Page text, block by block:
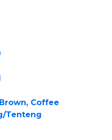
Coffee
Tenteng